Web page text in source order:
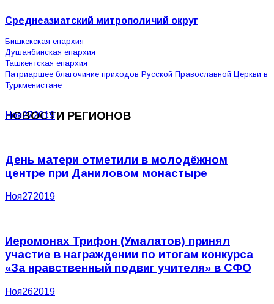
Среднеазиатский митрополичий округ
Бишкекская епархия
Душанбинская епархия
Ташкентская епархия
Патриаршее благочиние приходов Русской Православной Церкви в
Туркменистане
НОВОСТИ РЕГИОНОВ
Ноя272019
День матери отметили в молодёжном
центре при Даниловом монастыре
Ноя272019
Иеромонах Трифон (Умалатов) принял
участие в награждении по итогам конкурса
«За нравственный подвиг учителя» в СФО
Ноя262019